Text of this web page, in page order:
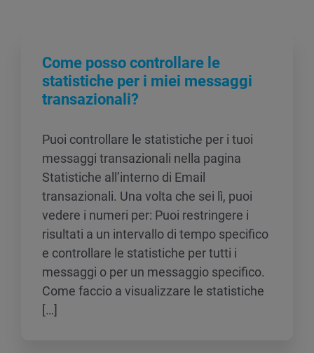
Come posso controllare le
statistiche per i miei messaggi
transazionali?
Puoi controllare le statistiche per i tuoi
messaggi transazionali nella pagina
Statistiche all’interno di Email
transazionali. Una volta che sei lì, puoi
vedere i numeri per: Puoi restringere i
risultati a un intervallo di tempo specifico
e controllare le statistiche per tutti i
messaggi o per un messaggio specifico.
Come faccio a visualizzare le statistiche
[…]